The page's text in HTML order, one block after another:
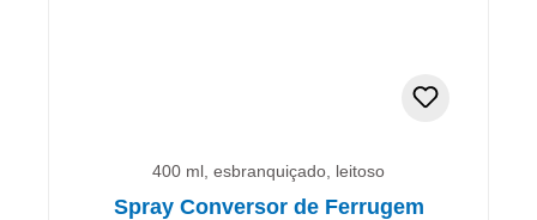
400 ml, esbranquiçado, leitoso
Spray Conversor de Ferrugem